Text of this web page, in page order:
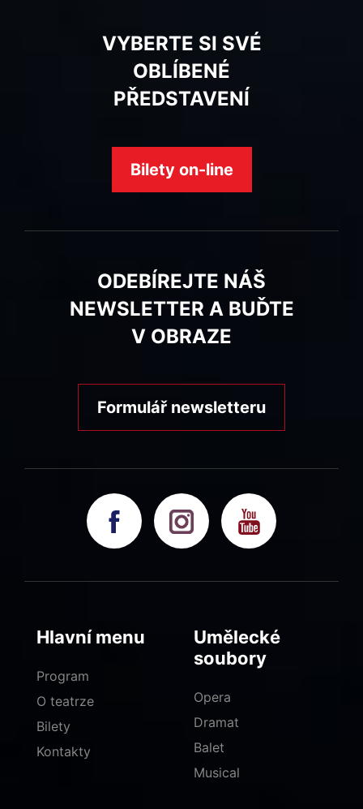
VYBERTE SI SVÉ
OBLÍBENÉ
PŘEDSTAVENÍ
Bilety on-line
ODEBÍREJTE NÁŠ
NEWSLETTER A BUĎTE
V OBRAZE
Formulář newsletteru
Hlavní menu
Program
O teatrze
Bilety
Kontakty
Umělecké
soubory
Opera
Dramat
Balet
Musical